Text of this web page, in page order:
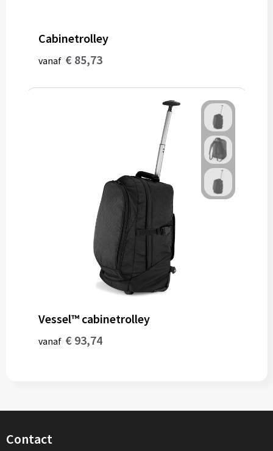
Cabinetrolley
vanaf € 85,73
Vessel™ cabinetrolley
vanaf € 93,74
Contact